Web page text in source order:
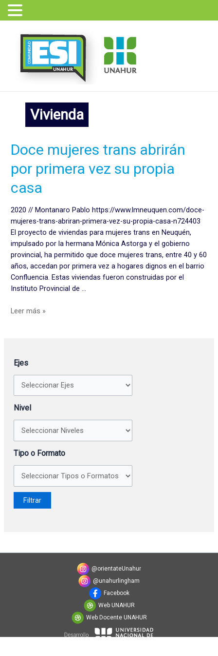
contenido
Ejes
Nivel
Tipo o Formato
Vivienda
Doce mujeres trans abrirán
por primera vez su propia
casa
2020 // Montanaro Pablo https://www.lmneuquen.com/doce-
mujeres-trans-abriran-primera-vez-su-propia-casa-n724403
El proyecto de viviendas para mujeres trans en Neuquén,
impulsado por la hermana Mónica Astorga y el gobierno
provincial, ha permitido que doce mujeres trans, entre 40 y 60
años, accedan por primera vez a hogares dignos en el barrio
Confluencia. Estas viviendas fueron construidas por el
Instituto Provincial de …
Doce
mujeres
trans
abrirán
por
vez
su
propia
casa
Leer más »
@orientateUnahur
@unahurlingham
Facebook
Web UNAHUR
Web Docente UNAHUR